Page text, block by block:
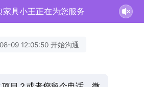
家具小王正在为您服务
09 12:05:50 开始沟通